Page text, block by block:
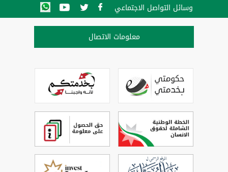
وسائل التواصل الاجتماعي
معلومات الاتصال